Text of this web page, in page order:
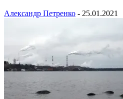
Александр Петренко - 25.01.2021